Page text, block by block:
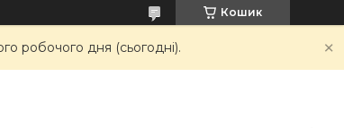
Кошик
робочого дня (сьогодні).